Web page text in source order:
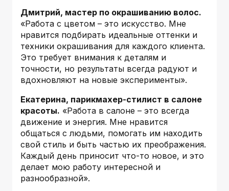
Дмитрий, мастер по окрашиванию волос.
«Работа с цветом – это искусство. Мне
нравится подбирать идеальные оттенки и
техники окрашивания для каждого клиента.
Это требует внимания к деталям и
точности, но результаты всегда радуют и
вдохновляют на новые эксперименты».
Екатерина, парикмахер-стилист в салоне
красоты. «Работа в салоне – это всегда
движение и энергия. Мне нравится
общаться с людьми, помогать им находить
свой стиль и быть частью их преображения.
Каждый день приносит что-то новое, и это
делает мою работу интересной и
разнообразной».